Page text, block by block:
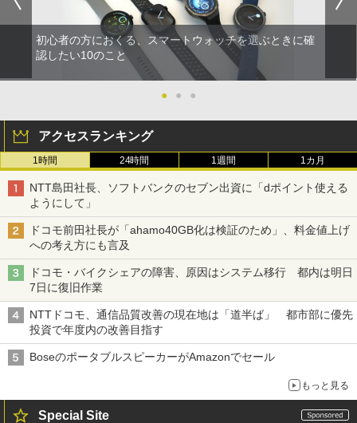
初心者の方におくる、スマートウォッチを選ぶときに確
認したい10のこと
● ● ●
アクセスランキング
1時間 24時間 1週間 1カ月
NTT島田社長、ソフトバンクのセブン出資に「dポイント使える
ようにして」
ドコモ前田社長が「ahamo40GB化は検証のため」、料金値上げ
への考え方にも言及
ドコモ・バイクシェアの障害、原因はシステム移行 都内は明日
7日に復旧作業
NTTドコモ、通信品質改善の現在地は「道半ば」 都市部に優先
投資で年度内の改善目指す
BoseのポータブルスピーカーがAmazonでセール
もっと見る
Special Site